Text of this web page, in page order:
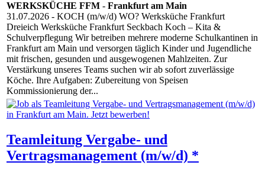
WERKSKÜCHE FFM - Frankfurt am Main
31.07.2026 - KOCH (m/w/d) WO? Werksküche Frankfurt
Dreieich Werksküche Frankfurt Seckbach Koch – Kita &
Schulverpflegung Wir betreiben mehrere moderne Schulkantinen in
Frankfurt am Main und versorgen täglich Kinder und Jugendliche
mit frischen, gesunden und ausgewogenen Mahlzeiten. Zur
Verstärkung unseres Teams suchen wir ab sofort zuverlässige
Köche. Ihre Aufgaben: Zubereitung von Speisen
Kommissionierung der...
Teamleitung Vergabe- und
Vertragsmanagement (m/w/d) *